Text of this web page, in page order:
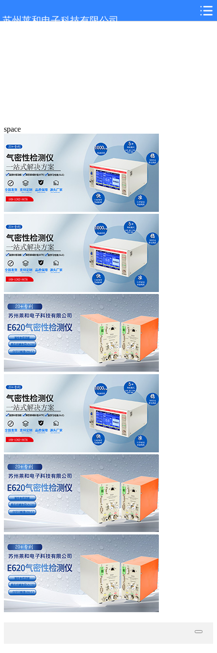
苏州莱和电子科技有限公司
space